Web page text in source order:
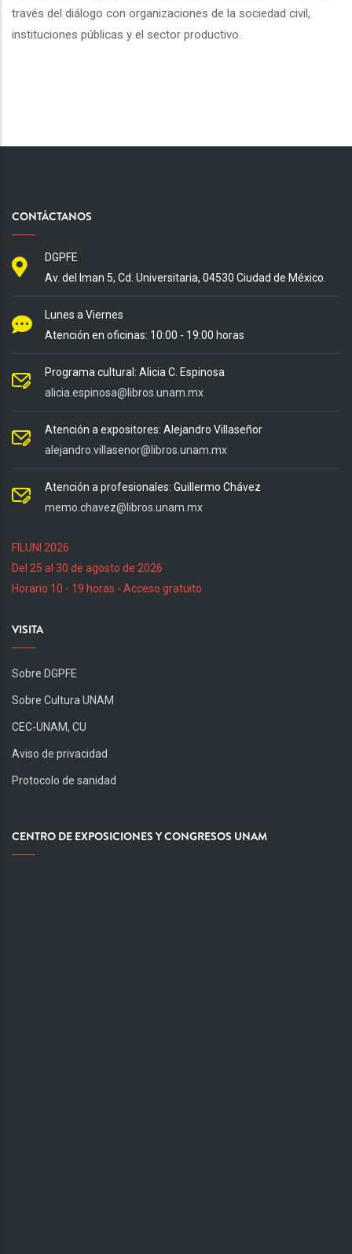
través del diálogo con organizaciones de la sociedad civil,
instituciones públicas y el sector productivo.
CONTÁCTANOS
DGPFE
Av. del Iman 5, Cd. Universitaria, 04530 Ciudad de México.
Lunes a Viernes
Atención en oficinas: 10:00 - 19:00 horas
Programa cultural: Alicia C. Espinosa
alicia.espinosa@libros.unam.mx
Atención a expositores: Alejandro Villaseñor
alejandro.villasenor@libros.unam.mx
Atención a profesionales: Guillermo Chávez
memo.chavez@libros.unam.mx
FILUNI 2026
Del 25 al 30 de agosto de 2026
Horario 10 - 19 horas - Acceso gratuito
VISITA
Sobre DGPFE
Sobre Cultura UNAM
CEC-UNAM, CU
Aviso de privacidad
Protocolo de sanidad
CENTRO DE EXPOSICIONES Y CONGRESOS UNAM